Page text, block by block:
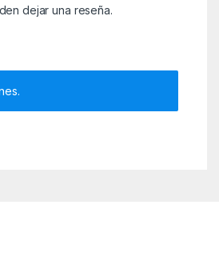
dejar una reseña.